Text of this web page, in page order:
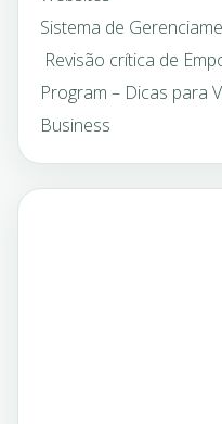
Sistema de
Revisão crítica de
Program – Dicas para
Business